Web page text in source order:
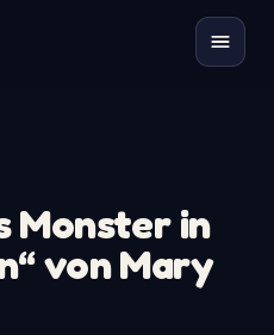
Monster in
von Mary